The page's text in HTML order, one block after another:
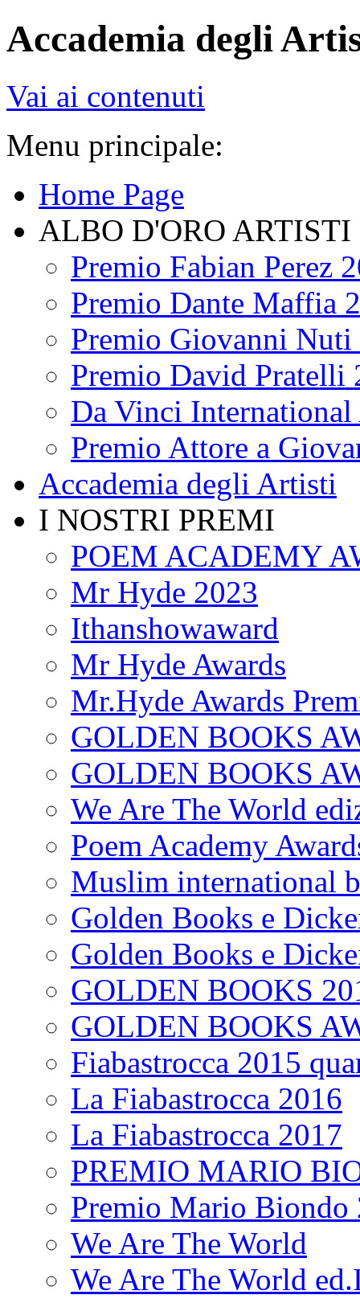
Accademia degli
Vai ai contenuti
Menu principale:
Home Page
ALBO D'ORO ARTISTI
Premio Fabian Perez
Premio Dante Maffia
Premio Giovanni Nuti
Premio David Pratelli
Da Vinci International
Premio Attore a
Accademia degli Artisti
I NOSTRI PREMI
POEM ACADEMY
Mr Hyde 2023
Ithanshowaward
Mr Hyde Awards
Mr.Hyde Awards
GOLDEN BOOKS
GOLDEN BOOKS
We Are The World
Poem Academy
Muslim international
Golden Books e
Golden Books e
GOLDEN BOOKS
GOLDEN BOOKS
Fiabastrocca 2015
La Fiabastrocca 2016
La Fiabastrocca 2017
PREMIO MARIO
Premio Mario Biondo
We Are The World
We Are The World